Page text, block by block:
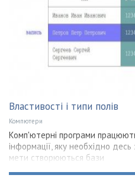
Властивості і типи полів
Компютери
Комп'ютерні програми
інформації, яку необхідно десь
мети створюються бази